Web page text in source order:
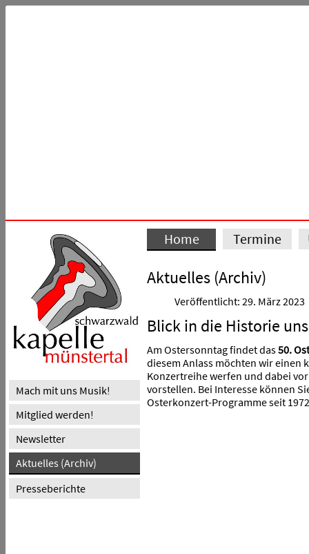
Mach mit uns Musik!
Mitglied werden!
Newsletter
Aktuelles (Archiv)
Presseberichte
Home Termine
Aktuelles (Archiv)
Veröffentlicht: 29. März 2023
Blick in die Historie
Am Ostersonntag findet das50.
diesem Anlass möchten wir einen
Konzertreihe werfen und dabei
vorstellen. Bei Interesse können
Osterkonzert-Programme seit